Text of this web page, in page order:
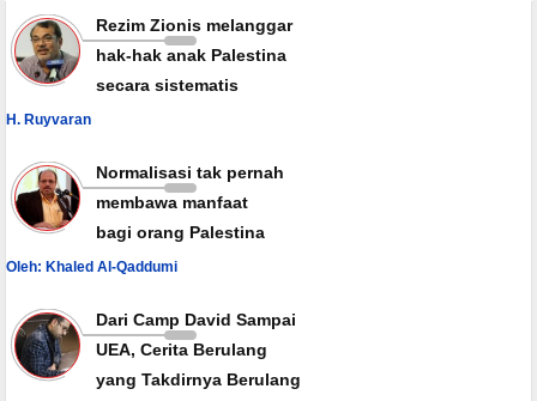
Rezim Zionis melanggar
hak-hak anak Palestina
secara sistematis
H. Ruyvaran
Normalisasi tak pernah
membawa manfaat
bagi orang Palestina
Oleh: Khaled Al-Qaddumi
Dari Camp David Sampai
UEA, Cerita Berulang
yang Takdirnya Berulang